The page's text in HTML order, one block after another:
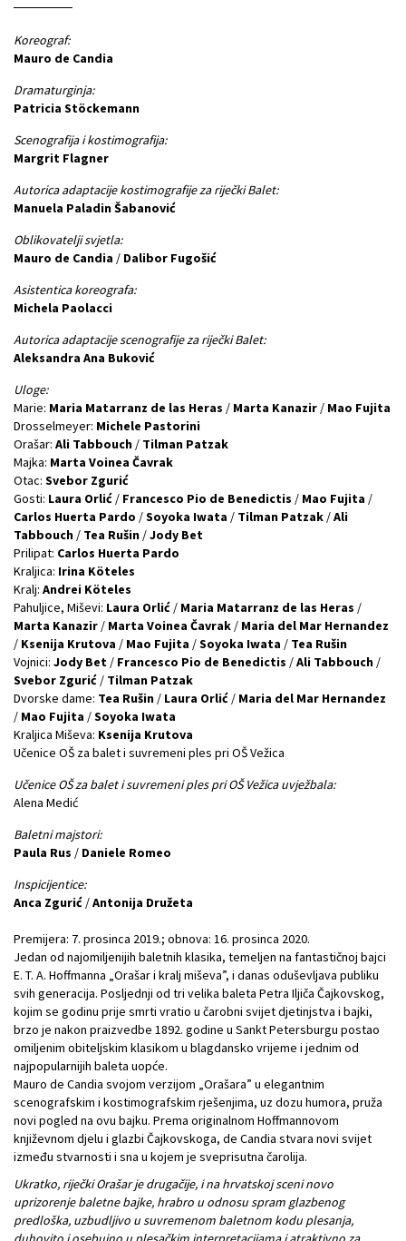
Koreograf:
Mauro de Candia
Dramaturginja:
Patricia Stöckemann
Scenografija i kostimografija:
Margrit Flagner
Autorica adaptacije kostimografije za riječki Balet:
Manuela Paladin Šabanović
Oblikovatelji svjetla:
Mauro de Candia / Dalibor Fugošić
Asistentica koreografa:
Michela Paolacci
Autorica adaptacije scenografije za riječki Balet:
Aleksandra Ana Buković
Uloge:
Marie: Maria Matarranz de las Heras / Marta Kanazir / Mao Fujita
Drosselmeyer: Michele Pastorini
Orašar: Ali Tabbouch / Tilman Patzak
Majka: Marta Voinea Čavrak
Otac: Svebor Zgurić
Gosti: Laura Orlić / Francesco Pio de Benedictis / Mao Fujita /
Carlos Huerta Pardo /Soyoka Iwata / Tilman Patzak /Ali
Tabbouch / Tea Rušin /Jody Bet
Prilipat: Carlos Huerta Pardo
Kraljica: Irina Köteles
Kralj: Andrei Köteles
Pahuljice, Miševi: Laura Orlić / Maria Matarranz de las Heras /
Marta Kanazir / Marta Voinea Čavrak / Maria del Mar Hernandez
/ Ksenija Krutova / Mao Fujita /Soyoka Iwata / Tea Rušin
Vojnici: Jody Bet / Francesco Pio de Benedictis /Ali Tabbouch /
Svebor Zgurić / Tilman Patzak
Dvorske dame: Tea Rušin / Laura Orlić / Maria del Mar Hernandez
/ Mao Fujita /Soyoka Iwata
Kraljica Miševa: Ksenija Krutova
Učenice OŠ za balet i suvremeni ples pri OŠ Vežica
Učenice OŠ za balet i suvremeni ples pri OŠ Vežica uvježbala:
Alena Medić
Baletni majstori:
Paula Rus / Daniele Romeo
Inspicijentice:
Anca Zgurić /Antonija Družeta
Premijera: 7. prosinca 2019.; obnova: 16. prosinca 2020.
Jedan od najomiljenijih baletnih klasika, temeljen na fantastičnoj bajci
E. T. A. Hoffmanna „Orašar i kralj miševa”, i danas oduševljava publiku
svih generacija. Posljednji od tri velika baleta Petra Iljiča Čajkovskog,
kojim se godinu prije smrti vratio u čarobni svijet djetinjstva i bajki,
brzo je nakon praizvedbe 1892. godine u Sankt Petersburgu postao
omiljenim obiteljskim klasikom u blagdansko vrijeme i jednim od
najpopularnijih baleta uopće.
Mauro de Candia svojom verzijom „Orašara” u elegantnim
scenografskim i kostimografskim rješenjima, uz dozu humora, pruža
novi pogled na ovu bajku. Prema originalnom Hoffmannovom
književnom djelu i glazbi Čajkovskoga, de Candia stvara novi svijet
između stvarnosti i sna u kojem je sveprisutna čarolija.
Ukratko, riječki Orašar je drugačije, i na hrvatskoj sceni novo
uprizorenje baletne bajke, hrabro u odnosu spram glazbenog
predloška, uzbudljivo u suvremenom baletnom kodu plesanja,